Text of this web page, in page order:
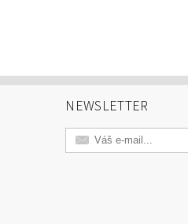
NEWSLETTER